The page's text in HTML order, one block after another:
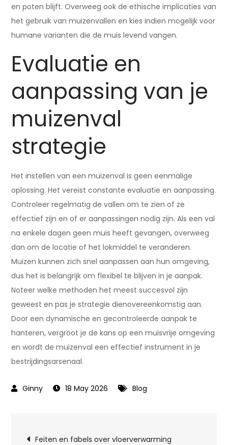
en poten blijft. Overweeg ook de ethische implicaties van
het gebruik van muizenvallen en kies indien mogelijk voor
humane varianten die de muis levend vangen.
Evaluatie en
aanpassing van je
muizenval
strategie
Het instellen van een muizenval is geen eenmalige
oplossing. Het vereist constante evaluatie en aanpassing.
Controleer regelmatig de vallen om te zien of ze
effectief zijn en of er aanpassingen nodig zijn. Als een val
na enkele dagen geen muis heeft gevangen, overweeg
dan om de locatie of het lokmiddel te veranderen.
Muizen kunnen zich snel aanpassen aan hun omgeving,
dus het is belangrijk om flexibel te blijven in je aanpak.
Noteer welke methoden het meest succesvol zijn
geweest en pas je strategie dienovereenkomstig aan.
Door een dynamische en gecontroleerde aanpak te
hanteren, vergroot je de kans op een muisvrije omgeving
en wordt de muizenval een effectief instrument in je
bestrijdingsarsenaal.
18 May 2026 Blog
Post
Feiten en fabels over vloerverwarming